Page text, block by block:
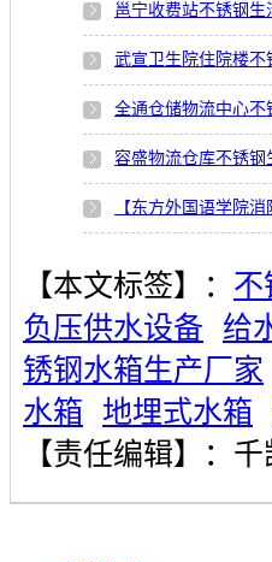
邕宁收费站不锈钢生
武宣卫生院住院楼不
全通仓储物流中心不
容盛物流仓库不锈钢
【东方外国语学院
【本文标签】： 不
负压供水设备
给
锈钢水箱生产厂家
水箱
地埋式水箱
【责任编辑】： 千